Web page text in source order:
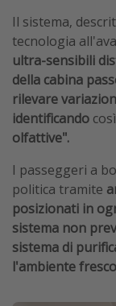
Il sistema,
tecnologia
ultra-sensibili
della cabina
rilevare
identificando
olfattive".
I passeggeri a
politica tramite
posizionati in
sistema non
sistema di
l'ambiente